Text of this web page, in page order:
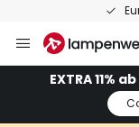
Inhalt
springenEXTRA 11%